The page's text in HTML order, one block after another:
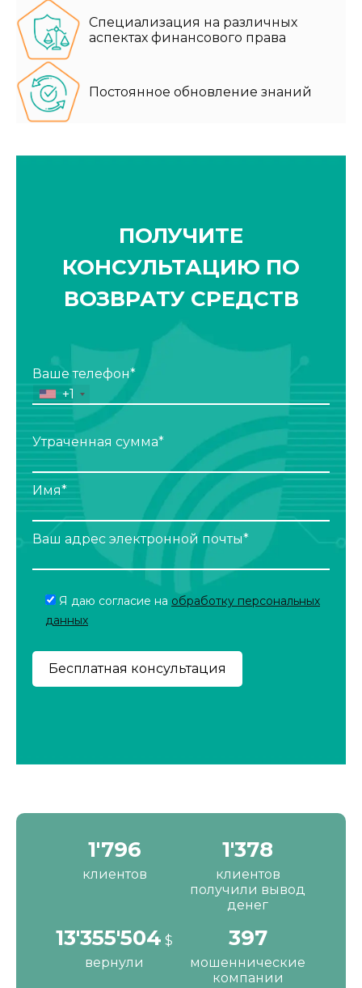
Специализация на различных
аспектах финансового права
Постоянное обновление знаний
ПОЛУЧИТЕ
КОНСУЛЬТАЦИЮ ПО
ВОЗВРАТУ СРЕДСТВ
Ваше телефон*
+1
Утраченная сумма*
Имя*
Ваш адрес электронной почты*
Я даю согласие на обработку персональных
данных
2'190
клиентов
1'680
клиентов
получили вывод
денег
16'287'200 $
вернули
484
мошеннические
компании